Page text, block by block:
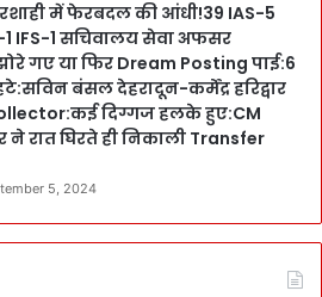
में फेरबदल की आंधी!39 IAS-5
1 IFS-1 सचिवालय सेवा अफसर
गए या फिर Dream Posting पाई:6
बंसल देहरादून-कर्मेंद्र हरिद्वार
दिग्गज हलके हुए:CM
ने रात घिरते ही निकाली Transfer
5, 2024